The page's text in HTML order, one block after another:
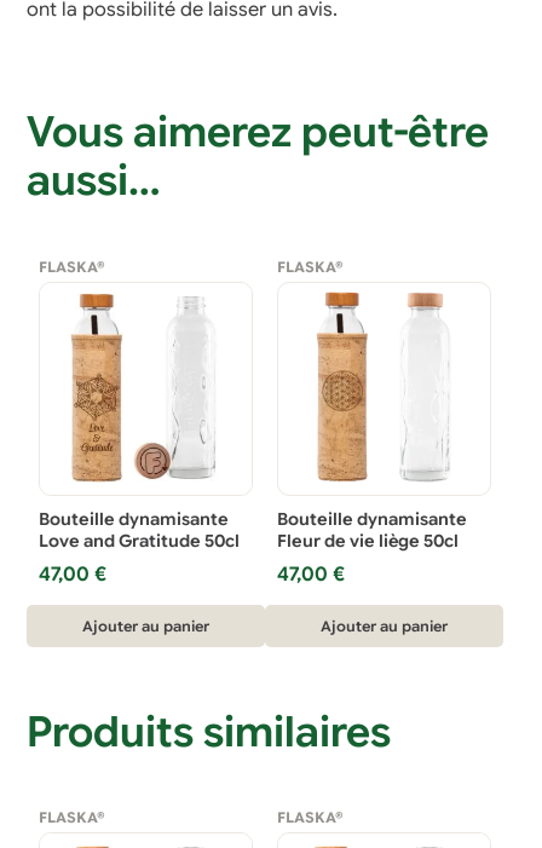
ont la possibilité de laisser un avis.
Vous aimerez peut-être
aussi…
FLASKA®
Bouteille dynamisante
Love and Gratitude 50cl
47,00€
Ajouter au panier
FLASKA®
Bouteille dynamisante
Fleur de vie liège 50cl
47,00 €
Ajouter au panier
Produits similaires
FLASKA® FLASKA®